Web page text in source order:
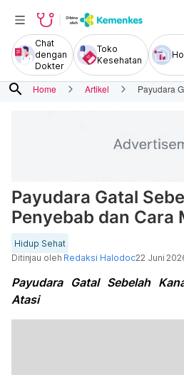
Chat
dengan
Dokter
Toko
Kesehatan
search Home Artikel Payudara
Payudara Gatal
Penyebab dan Cara
Hidup Sehat
Ditinjau oleh Redaksi Halodoc22 Juni
Payudara Gatal Sebelah
Atasi